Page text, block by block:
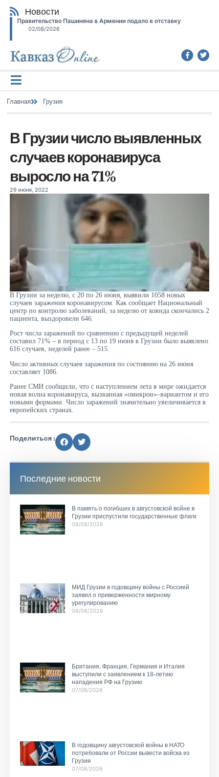
Новости
Правительство Пашиняна в Армении подало в отставку
02/08/2026
Главная Грузия
В Грузии число выявленных
случаев коронавируса
выросло на 71%
29 июня, 2022
В Грузии за неделю, с 20 по 26 июня, выявили 1058 новых
случаев заражения коронавирусом. Как сообщает Национальный
центр по контролю заболеваний, за неделю от ковида скончались 2
пациента, выздоровели 646.
Рост числа заражений по сравнению с предыдущей неделей
составил 71% – в период с 13 по 19 июня в Грузии было выявлено
616 случаев, неделей ранее – 515.
Число активных случаев заражения по состоянию на 26 июня
составляет 1086.
Ранее СМИ сообщили, что с наступлением лета в мире ожидается
новая волна коронавируса, вызванная «омикрон»–вариантом и его
новыми формами. Число заражений значительно увеличивается в
европейских странах.
Поделиться :
Последние новости
В память о погибших в августовской войне в
Грузии приспустили государственные флаги
08/08/2026
МИД Грузии в годовщину войны с Россией
заявил о приверженности мирному
урегулированию
08/08/2026
Британия, Франция, Германия и Италия
выступили с заявлением к 18-летию
нападения РФ на Грузию
07/08/2026
В годовщину августовской войны в НАТО
потребовали от России вывести войска из
Грузии
07/08/2026